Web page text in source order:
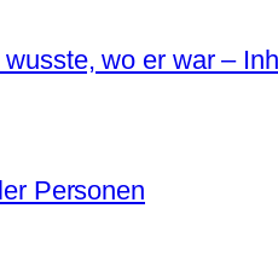
wo er war –
Personen